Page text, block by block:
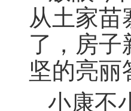
从土家
了，房
坚的亮丽
小康不